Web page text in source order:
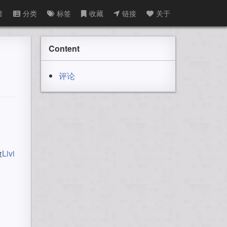
分类 标签 收藏 链接 关于
Livi
Content
评论